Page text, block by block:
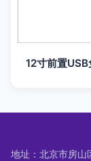
12寸前置
地址：北京市房